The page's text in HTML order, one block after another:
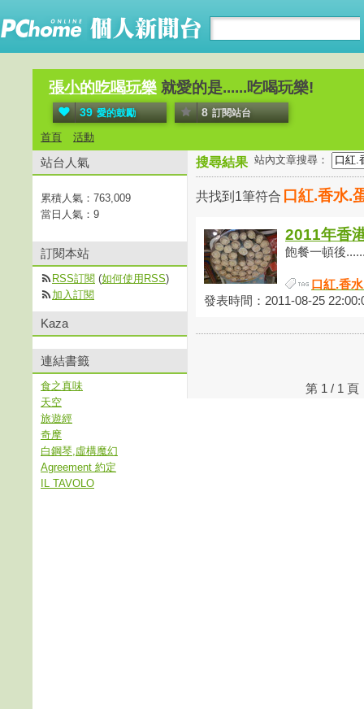
張小的吃喝玩樂 就愛的是......吃喝玩樂!
39 愛的鼓勵 8 訂閱站台
首頁 活動
搜尋結果 站內文章搜尋：
共找到1筆符合 口紅.香水.
2011年香
飽餐一頓後
口紅.香
發表時間：2011-08-25
第 1 / 1
站台人氣
累積人氣： 763,009
當日人氣： 9
訂閱本站
RSS訂閱 (如何使用RSS)
加入訂閱
Kaza
連結書籤
食之真味
天空
旅遊經
奇摩
白鋼琴,虛構魔幻
Agreement 約定
IL TAVOLO